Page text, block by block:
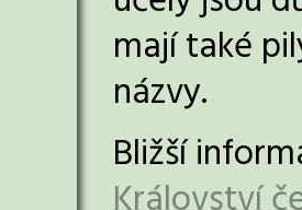
mají také
názvy.
Bližší